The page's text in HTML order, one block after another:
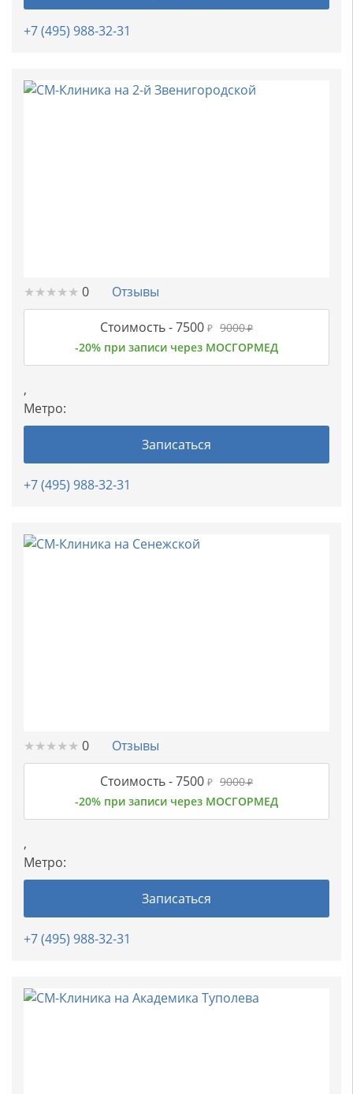
+7 (495) 988-32-31
★★★★★
★★★★★ 0 Отзывы
Стоимость -7500 ₽ 9000₽
-20% при записи через МОСГОРМЕД
,
Метро:
Записаться
+7 (495) 988-32-31
★★★★★
★★★★★ 0 Отзывы
Стоимость -7500 ₽ 9000₽
-20% при записи через МОСГОРМЕД
,
Метро:
Записаться
+7 (495) 988-32-31